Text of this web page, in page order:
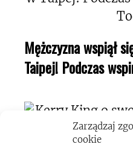
Zarządzaj
cookie
Mężczyzna wspiął
Taipej! Podczas